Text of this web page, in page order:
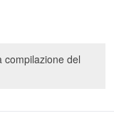
compilazione del